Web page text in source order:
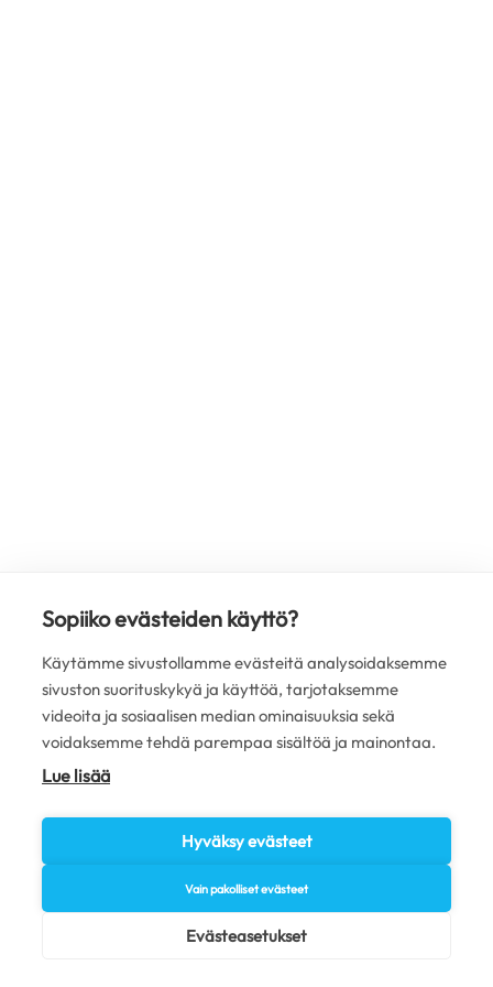
Sopiiko evästeiden käyttö?
Käytämme sivustollamme evästeitä analysoidaksemme
sivuston suorituskykyä ja käyttöä, tarjotaksemme
videoita ja sosiaalisen median ominaisuuksia sekä
voidaksemme tehdä parempaa sisältöä ja mainontaa.
Lue lisää
Hyväksy evästeet
Vain pakolliset evästeet
Evästeasetukset